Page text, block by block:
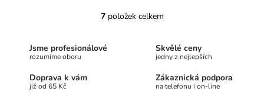
O
7položek celkem
Jsme profesionálové
rozumíme oboru
Skvělé ceny
jedny z nejlepších
Doprava k vám
již od 65 Kč
Zákaznická podpora
na telefonu i on-line